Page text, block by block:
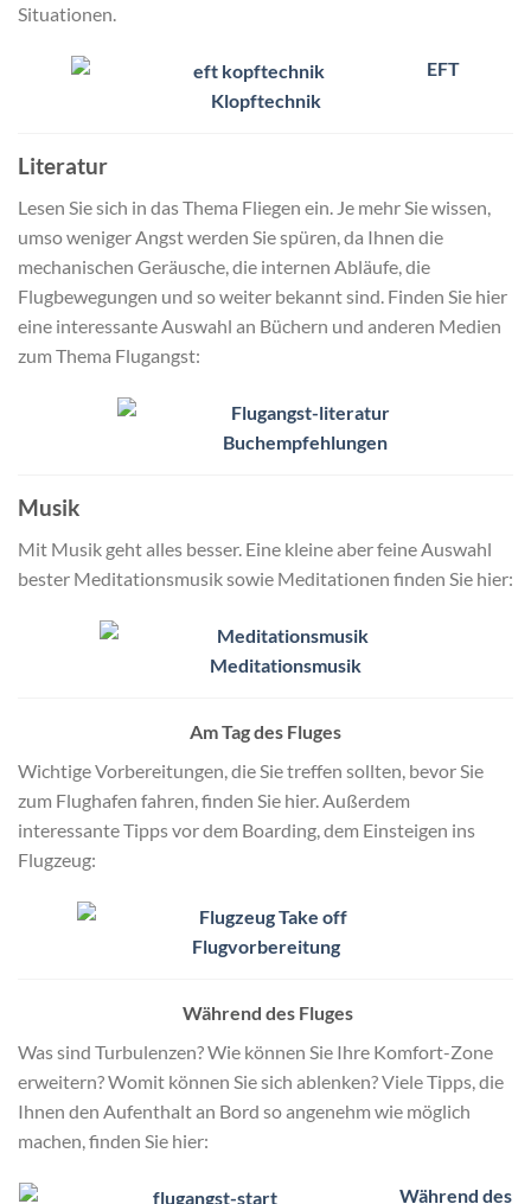
Situationen.
EFT
Klopftechnik
Literatur
Lesen Sie sich in das Thema Fliegen ein. Je mehr Sie wissen,
umso weniger Angst werden Sie spüren, da Ihnen die
mechanischen Geräusche, die internen Abläufe, die
Flugbewegungen und so weiter bekannt sind. Finden Sie hier
eine interessante Auswahl an Büchern und anderen Medien
zum Thema Flugangst:
Buchempfehlungen
Musik
Mit Musik geht alles besser. Eine kleine aber feine Auswahl
bester Meditationsmusik sowie Meditationen finden Sie hier:
Meditationsmusik
Am Tag des Fluges
Wichtige Vorbereitungen, die Sie treffen sollten, bevor Sie
zum Flughafen fahren, finden Sie hier. Außerdem
interessante Tipps vor dem Boarding, dem Einsteigen ins
Flugzeug:
Flugvorbereitung
Während des Fluges
Was sind Turbulenzen? Wie können Sie Ihre Komfort-Zone
erweitern? Womit können Sie sich ablenken? Viele Tipps, die
Ihnen den Aufenthalt an Bord so angenehm wie möglich
machen, finden Sie hier:
Während des